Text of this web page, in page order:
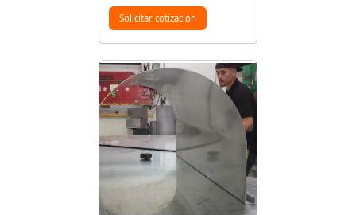
Solicitar cotización